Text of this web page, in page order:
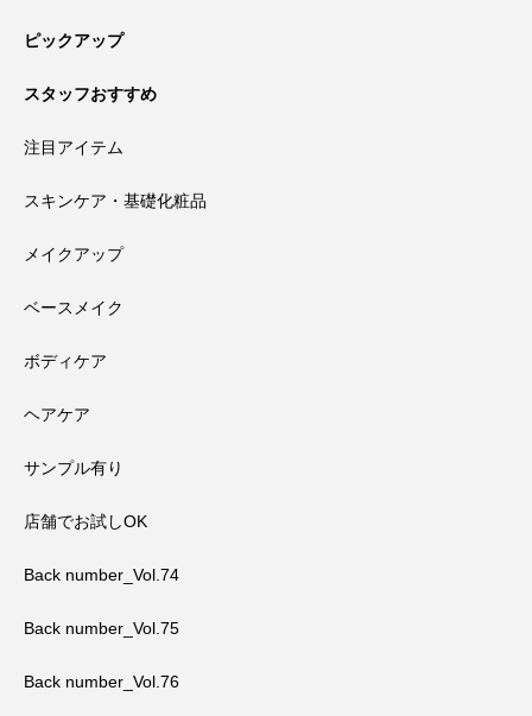
ピックアップ
スタッフおすすめ
注目アイテム
スキンケア・基礎化粧品
メイクアップ
ベースメイク
ボディケア
ヘアケア
サンプル有り
店舗でお試しOK
Back number_Vol.74
Back number_Vol.75
Back number_Vol.76